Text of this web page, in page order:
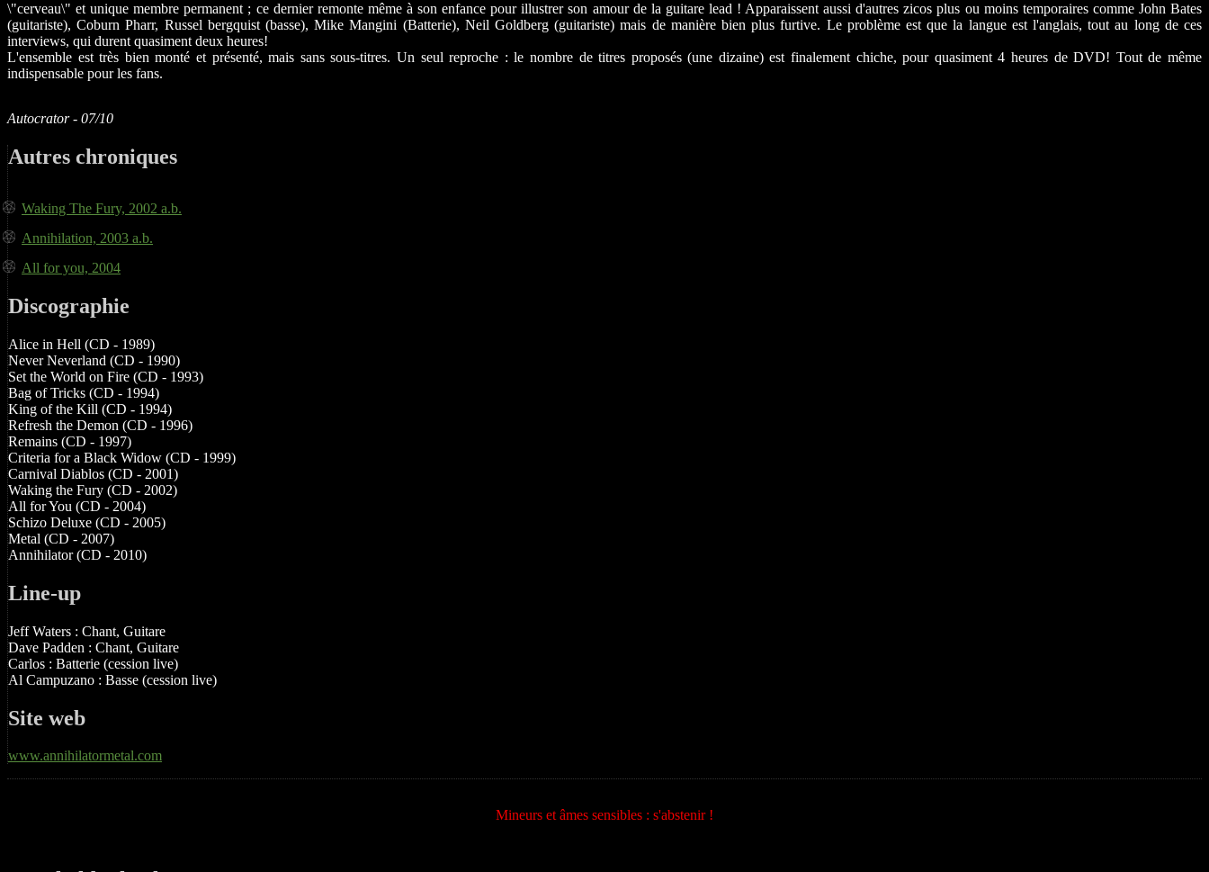
\"cerveau\" et unique membre permanent ; ce dernier remonte même à son enfance pour illustrer son amour de la guitare lead ! Apparaissent aussi d'autres zicos plus ou moins temporaires comme John Bates
(guitariste), Coburn Pharr, Russel bergquist (basse), Mike Mangini (Batterie), Neil Goldberg (guitariste) mais de manière bien plus furtive. Le problème est que la langue est l'anglais, tout au long de ces
interviews, qui durent quasiment deux heures!
L'ensemble est très bien monté et présenté, mais sans sous-titres. Un seul reproche : le nombre de titres proposés (une dizaine) est finalement chiche, pour quasiment 4 heures de DVD! Tout de même
indispensable pour les fans.
Autocrator - 07/10
Autres chroniques
Waking The Fury, 2002 a.b.
Annihilation, 2003 a.b.
All for you, 2004
Discographie
Alice in Hell (CD - 1989)
Never Neverland (CD - 1990)
Set the World on Fire (CD - 1993)
Bag of Tricks (CD - 1994)
King of the Kill (CD - 1994)
Refresh the Demon (CD - 1996)
Remains (CD - 1997)
Criteria for a Black Widow (CD - 1999)
Carnival Diablos (CD - 2001)
Waking the Fury (CD - 2002)
All for You (CD - 2004)
Schizo Deluxe (CD - 2005)
Metal (CD - 2007)
Annihilator (CD - 2010)
Line-up
Jeff Waters : Chant, Guitare
Dave Padden : Chant, Guitare
Carlos : Batterie (cession live)
Al Campuzano : Basse (cession live)
Site web
www.annihilatormetal.com
Mineurs et âmes sensibles : s'abstenir !